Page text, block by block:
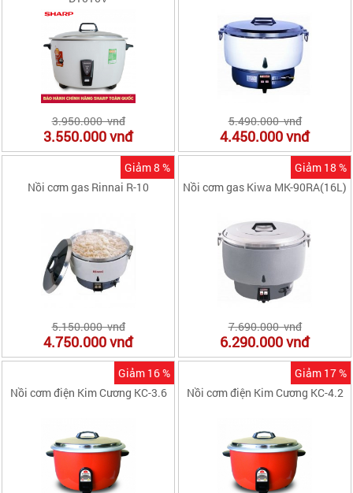
3.950.000 vnđ
3.550.000vnđ
5.490.000 vnđ
4.450.000vnđ
Nồi cơm gas Rinnai R-10
5.150.000 vnđ
4.750.000vnđ
Giảm 8 %
Nồi cơm gas Kiwa MK-90RA(16L)
7.690.000 vnđ
6.290.000vnđ
Giảm 18 %
Nồi cơm điện Kim Cương KC-3.6
Giảm 16 %
Nồi cơm điện Kim Cương KC-4.2
Giảm 17 %